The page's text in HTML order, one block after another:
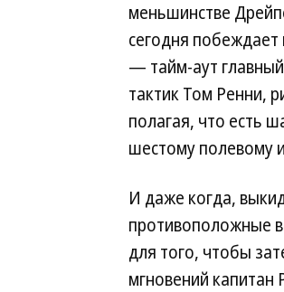
меньшинстве
сегодня
— тайм-аут
тактик Том Ренни,
полагая, что есть
шестому полевому
И даже когда,
противоположные
для того, чтобы
мгновений